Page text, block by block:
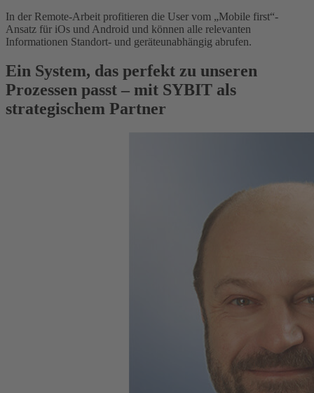
In der Remote-Arbeit profitieren die User vom „Mobile first“-
Ansatz für iOs und Android und können alle relevanten
Informationen Standort- und geräteunabhängig abrufen.
Ein System, das perfekt zu unseren
Prozessen passt – mit SYBIT als
strategischem Partner